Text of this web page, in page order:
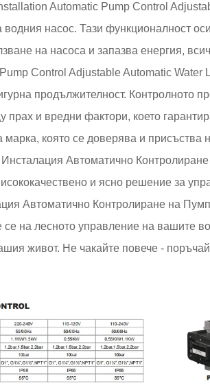
Automatic Pump Control
насос. Тази функционалност
на насоса и запазва енергия,
Control Adjustable Automatic Water
продължителност. Контролното
прах и вредни фактори, което
марка, която се доверява и
Автоматично
и ясно решение за
Автоматично Контролиране на
на лесното управление на вашите
живот. Не чакайте повече -